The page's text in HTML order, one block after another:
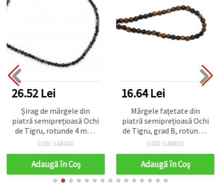
26.52 Lei
Șirag de mărgele din
piatră semiprețioasă Ochi
de Tigru, rotunde 4 mm,
mix galben-verde-roșu ~
COD: 143341
Adaugă în Coş
16.64 Lei
Mărgele fațetate din
piatră semiprețioasă Ochi
de Tigru, grad B, rotunde,
6 mm, ~62 buc.
COD: 146832
Adaugă în Coş